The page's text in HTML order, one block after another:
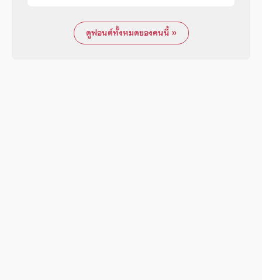
ดูฟอนต์ทั้งหมดของคนนี้ »